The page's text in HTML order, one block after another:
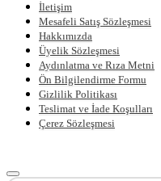
İletişim
Mesafeli Satış Sözleşmesi
Hakkımızda
Üyelik Sözleşmesi
Aydınlatma ve Rıza Metni
Ön Bilgilendirme Formu
Gizlilik Politikası
Teslimat ve İade Koşulları
Çerez Sözleşmesi